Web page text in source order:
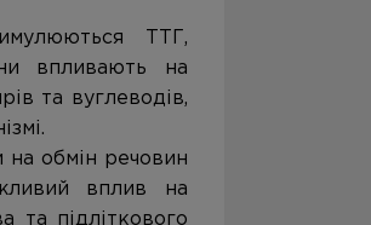
ТТГ,
впливають на
та вуглеводів,
на обмін речовин
вплив на
та підліткового